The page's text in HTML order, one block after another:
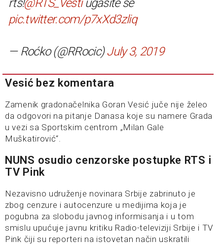
pic.twitter.com/p7xXd3zliq
— Roćko (@RRocic)July 3, 2019
Vesić bez komentara
Zamenik gradonačelnika Goran Vesić juče nije želeo
da odgovori na pitanje Danasa koje su namere Grada
u vezi sa Sportskim centrom „Milan Gale
Muškatirović“.
NUNS osudio cenzorske postupke RTS i
TV Pink
Nezavisno udruženje novinara Srbije zabrinuto je
zbog cenzure i autocenzure u medijima koja je
pogubna za slobodu javnog informisanja i u tom
smislu upućuje javnu kritiku Radio-televiziji Srbije i TV
Pink čiji su reporteri na istovetan način uskratili